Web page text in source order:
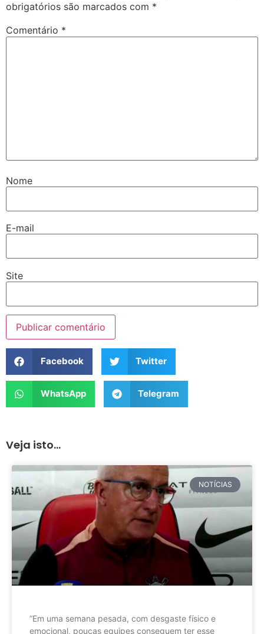
obrigatórios são marcados com *
Comentário *
Nome
E-mail
Site
Facebook Twitter
WhatsApp Telegram
Veja isto...
NOTÍCIAS
”Em uma semana pesada, com desgaste físico e
emocional, poucas equipes conseguem ter esse